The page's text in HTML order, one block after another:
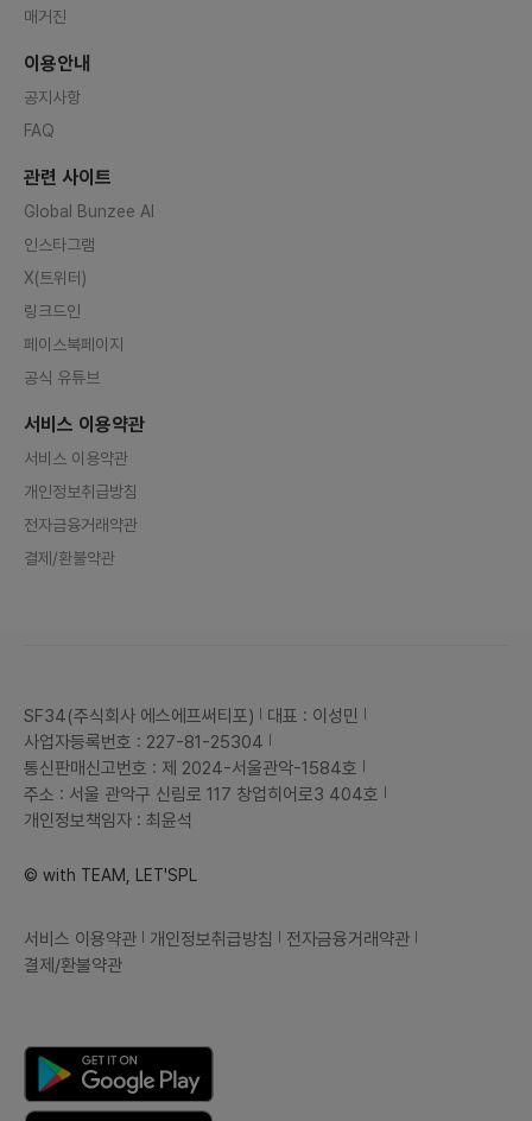
매거진
이용안내
공지사항
FAQ
관련 사이트
Global Bunzee AI
인스타그램
X(트위터)
링크드인
페이스북페이지
공식 유튜브
서비스 이용약관
서비스 이용약관
개인정보취급방침
전자금융거래약관
결제/환불약관
SF34(주식회사 에스에프써티포)
대표 : 이성민
사업자등록번호 : 227-81-25304
통신판매신고번호 : 제 2024-서울관악-1584호
주소 : 서울 관악구 신림로 117 창업히어로3 404호
개인정보책임자 : 최윤석
© with TEAM, LET'SPL
서비스 이용약관 개인정보취급방침
전자금융거래약관
결제/환불약관